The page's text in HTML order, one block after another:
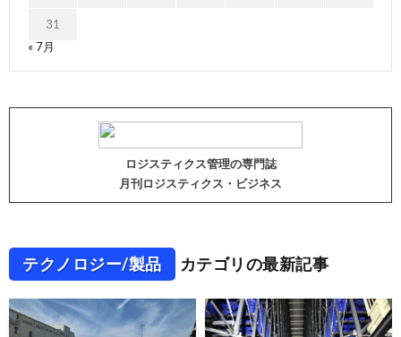
31
« 7月
ロジスティクス管理の専門誌
月刊ロジスティクス・ビジネス
テクノロジー/製品 カテゴリの最新記事